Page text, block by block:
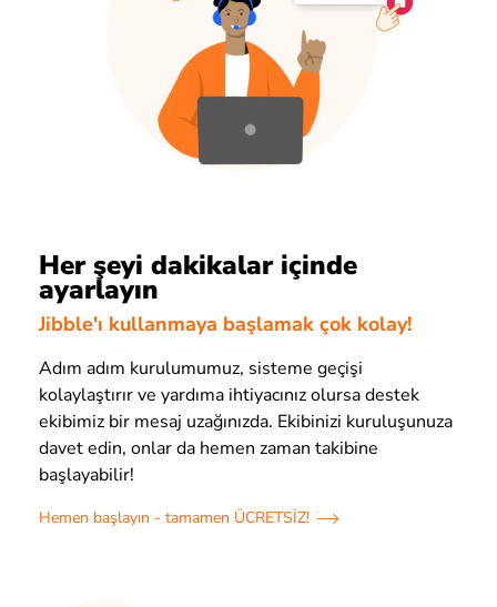
Her şeyi dakikalar içinde
ayarlayın
Jibble'ı kullanmaya başlamak çok kolay!
Adım adım kurulumumuz, sisteme geçişi
kolaylaştırır ve yardıma ihtiyacınız olursa destek
ekibimiz bir mesaj uzağınızda. Ekibinizi kuruluşunuza
davet edin, onlar da hemen zaman takibine
başlayabilir!
Hemen başlayın - tamamen ÜCRETSİZ!